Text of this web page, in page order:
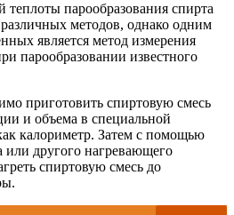
теплоты парообразования спирта
методов, однако одним
является метод измерения
парообразовании известного
приготовить спиртовую смесь
и объема в специальной
калориметр. Затем с помощью
или другого нагревающего
спиртовую смесь до